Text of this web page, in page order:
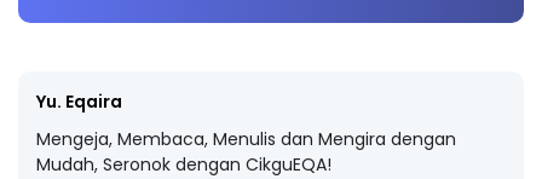
Yu. Eqaira
Mengeja, Membaca, Menulis dan Mengira dengan
Mudah, Seronok dengan CikguEQA!